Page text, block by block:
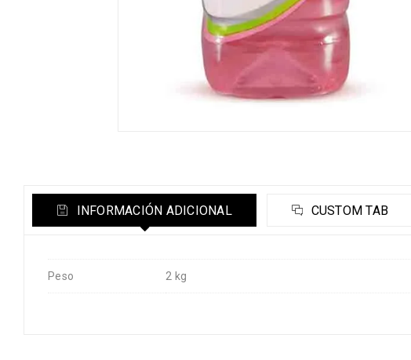
INFORMACIÓN ADICIONAL CUSTOM TAB
Peso 2 kg